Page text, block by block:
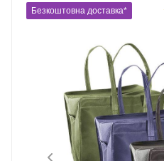
Безкоштовна доставка*